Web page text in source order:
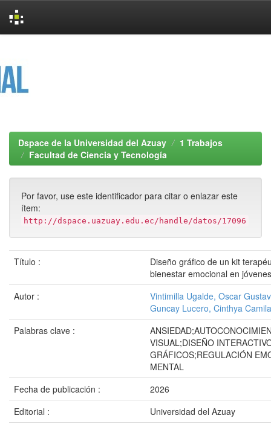
Dspace de la Universidad del Azuay
1 Trabajos
Facultad de Ciencia y Tecnología
Por favor, use este identificador para citar o enlazar este
ítem:
http://dspace.uazuay.edu.ec/handle/datos/17096
Título :
Diseño gráfico de un kit
bienestar emocional en
Autor :
Vintimilla Ugalde, Oscar
Guncay Lucero, Cinthya Camila
Palabras clave :
VISUAL;DISEÑO
GRÁFICOS;REGULACIÓN
MENTAL
Fecha de publicación :
2026
Editorial :
Universidad del Azuay